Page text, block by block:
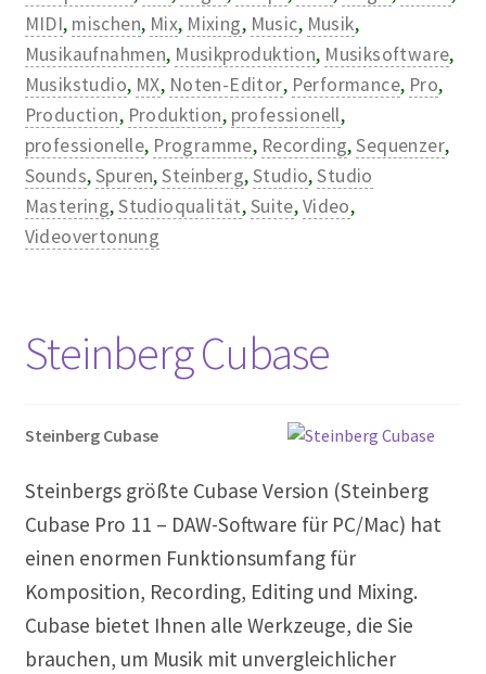
MIDI, mischen, Mix, Mixing, Music, Musik,
Musikaufnahmen, Musikproduktion, Musiksoftware,
Musikstudio, MX, Noten-Editor, Performance, Pro,
Production, Produktion, professionell,
professionelle, Programme, Recording,Sequenzer,
Sounds,Spuren,Steinberg,Studio,Studio
Mastering,Studioqualität,Suite,Video,
Videovertonung
Steinberg Cubase
Steinberg Cubase
Steinbergs größte Cubase Version (Steinberg
Cubase Pro 11 – DAW-Software für PC/Mac) hat
einen enormen Funktionsumfang für
Komposition, Recording, Editing und Mixing.
Cubase bietet Ihnen alle Werkzeuge, die Sie
brauchen, um Musik mit unvergleichlicher